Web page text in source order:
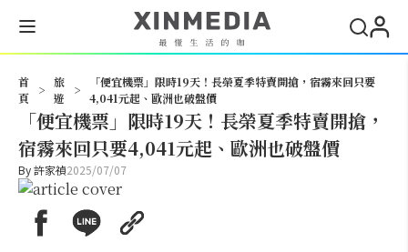
首
頁
>
旅
遊
>
「便宜機票」限時19天！長榮夏季特賣開搶，宿霧來回只要
4,041元起、歐洲也破盤價
「便宜機票」限時19天！長榮夏季特賣開搶，
宿霧來回只要4,041元起、歐洲也破盤價
By許家禎2025/07/07